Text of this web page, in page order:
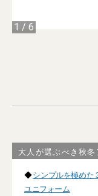
1 / 6
大人が選ぶべき秋冬
◆シンプルを極めた
ユニフォーム